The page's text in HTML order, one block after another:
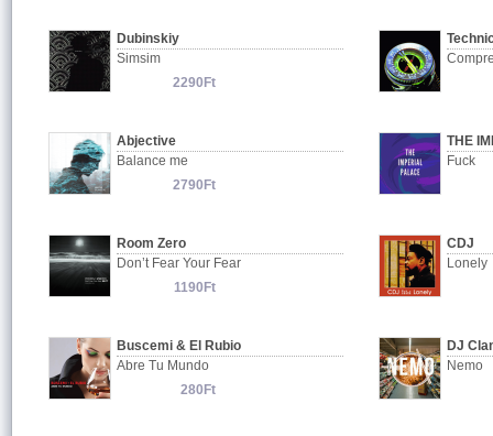
Dubinskiy
Simsim
2290Ft
Abjective
Balance me
2790Ft
THE
Fuck
Room Zero
Don’t Fear Your Fear
1190Ft
CDJ
Lonely
Buscemi & El Rubio
Abre Tu Mundo
280Ft
DJ
Nemo